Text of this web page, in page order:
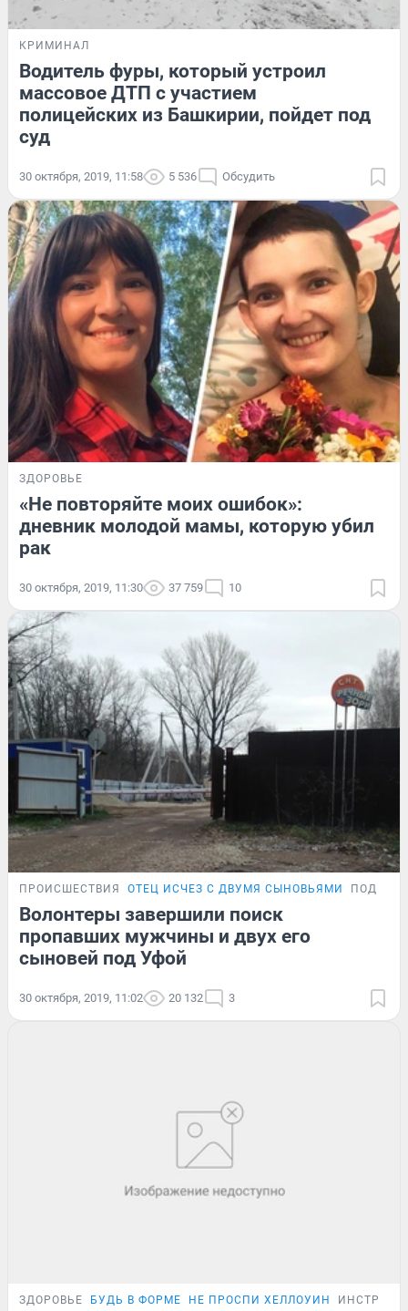
КРИМИНАЛ
Водитель фуры, который устроил
массовое ДТП с участием
полицейских из Башкирии, пойдет под
суд
30 октября, 2019, 11:58 5 536 Обсудить
ЗДОРОВЬЕ
«Не повторяйте моих ошибок»:
дневник молодой мамы, которую убил
рак
30 октября, 2019, 11:30 37 759 10
ПРОИСШЕСТВИЯ ОТЕЦ ИСЧЕЗ С ДВУМЯ СЫНОВЬЯМИ
Волонтеры завершили поиск
пропавших мужчины и двух его
сыновей под Уфой
30 октября, 2019, 11:02 20 132 3
ЗДОРОВЬЕ БУДЬ В ФОРМЕ НЕ ПРОСПИ ХЕЛЛОУИН